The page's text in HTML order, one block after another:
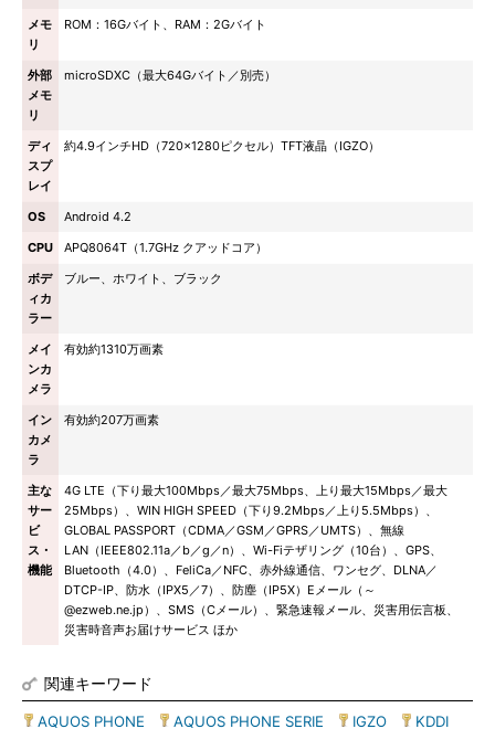
メモ
リ
ROM：16Gバイト、RAM：2Gバイト
外部
メモ
リ
microSDXC（最大64Gバイト／別売）
ディ
スプ
レイ
約4.9インチHD（720×1280ピクセル）TFT液晶（IGZO）
OS
Android 4.2
CPU
APQ8064T（1.7GHz クアッドコア）
ボデ
ィカ
ラー
ブルー、ホワイト、ブラック
メイ
ンカ
メラ
有効約1310万画素
イン
カメ
ラ
有効約207万画素
主な
サー
ビ
ス・
機能
4G LTE（下り最大100Mbps／最大75Mbps、上り最大15Mbps／最大
25Mbps）、WIN HIGH SPEED（下り9.2Mbps／上り5.5Mbps）、
GLOBAL PASSPORT（CDMA／GSM／GPRS／UMTS）、無線
LAN（IEEE802.11a／b／g／n）、Wi-Fiテザリング（10台）、GPS、
Bluetooth（4.0）、FeliCa／NFC、赤外線通信、ワンセグ、DLNA／
DTCP-IP、防水（IPX5／7）、防塵（IP5X）Eメール（～
@ezweb.ne.jp）、SMS（Cメール）、緊急速報メール、災害用伝言板、
災害時音声お届けサービス ほか
関連キーワード
AQUOS PHONE AQUOS PHONE SERIE IGZO KDDI